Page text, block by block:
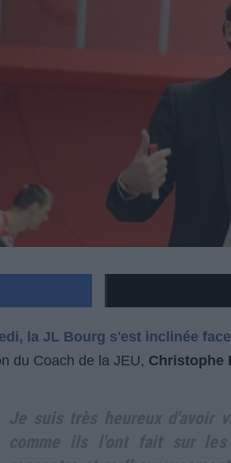
la JL Bourg s'est inclinée
du Coach de la JEU, Christophe